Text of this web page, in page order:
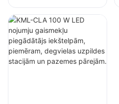
gaismekļu
piegādātājs
rūpniecības
uzņēmumiem,
noliktavām un